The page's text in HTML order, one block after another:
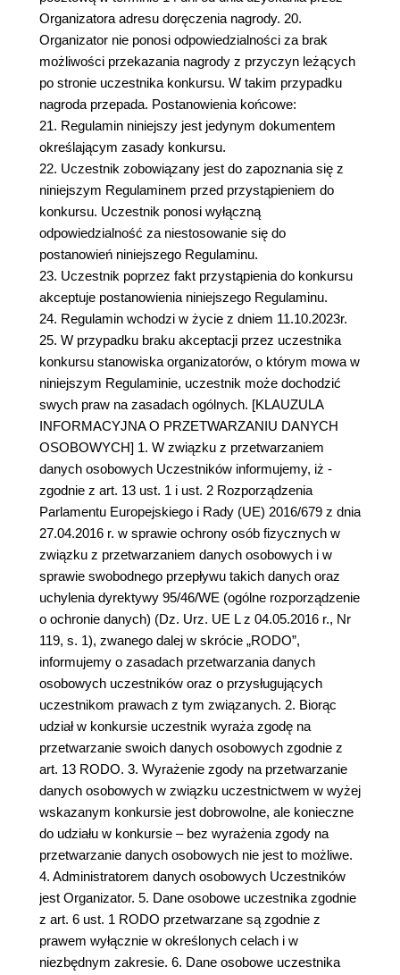
Organizatora adresu doręczenia nagrody. 20.
Organizator nie ponosi odpowiedzialności za brak
możliwości przekazania nagrody z przyczyn leżących
po stronie uczestnika konkursu. W takim przypadku
nagroda przepada. Postanowienia końcowe:
21. Regulamin niniejszy jest jedynym dokumentem
określającym zasady konkursu.
22. Uczestnik zobowiązany jest do zapoznania się z
niniejszym Regulaminem przed przystąpieniem do
konkursu. Uczestnik ponosi wyłączną
odpowiedzialność za niestosowanie się do
postanowień niniejszego Regulaminu.
23. Uczestnik poprzez fakt przystąpienia do konkursu
akceptuje postanowienia niniejszego Regulaminu.
24. Regulamin wchodzi w życie z dniem 11.10.2023r.
25. W przypadku braku akceptacji przez uczestnika
konkursu stanowiska organizatorów, o którym mowa w
niniejszym Regulaminie, uczestnik może dochodzić
swych praw na zasadach ogólnych. [KLAUZULA
INFORMACYJNA O PRZETWARZANIU DANYCH
OSOBOWYCH] 1. W związku z przetwarzaniem
danych osobowych Uczestników informujemy, iż -
zgodnie z art. 13 ust. 1 i ust. 2 Rozporządzenia
Parlamentu Europejskiego i Rady (UE) 2016/679 z dnia
27.04.2016 r. w sprawie ochrony osób fizycznych w
związku z przetwarzaniem danych osobowych i w
sprawie swobodnego przepływu takich danych oraz
uchylenia dyrektywy 95/46/WE (ogólne rozporządzenie
o ochronie danych) (Dz. Urz. UE L z 04.05.2016 r., Nr
119, s. 1), zwanego dalej w skrócie „RODO”,
informujemy o zasadach przetwarzania danych
osobowych uczestników oraz o przysługujących
uczestnikom prawach z tym związanych. 2. Biorąc
udział w konkursie uczestnik wyraża zgodę na
przetwarzanie swoich danych osobowych zgodnie z
art. 13 RODO. 3. Wyrażenie zgody na przetwarzanie
danych osobowych w związku uczestnictwem w wyżej
wskazanym konkursie jest dobrowolne, ale konieczne
do udziału w konkursie – bez wyrażenia zgody na
przetwarzanie danych osobowych nie jest to możliwe.
4. Administratorem danych osobowych Uczestników
jest Organizator. 5. Dane osobowe uczestnika zgodnie
z art. 6 ust. 1 RODO przetwarzane są zgodnie z
prawem wyłącznie w określonych celach i w
niezbędnym zakresie. 6. Dane osobowe uczestnika